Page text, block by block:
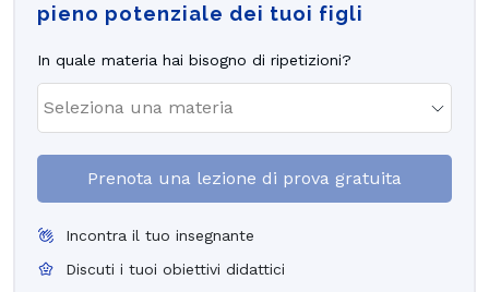
pieno potenziale dei tuoi figli
In quale materia hai bisogno di ripetizioni?
Prenota una lezione di prova gratuita
Incontra il tuo insegnante
Discuti i tuoi obiettivi didattici